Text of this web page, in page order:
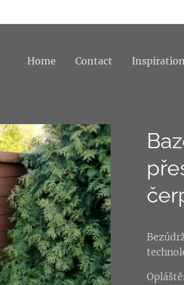
Home Contact Inspiration